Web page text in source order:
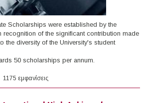
Scholarships were established by the
recognition of the significant contribution made
the diversity of the University's student
50 scholarships per annum.
Fifty (50) Undergraduate Scholarships, University of
Australia (2015-2016)
1175 εμφανίσεις